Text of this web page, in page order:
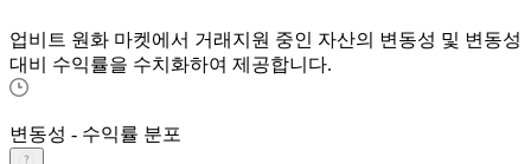
업비트 원화 마켓에서 거래지원 중인 자산의 변동성 및 변동성
대비 수익률을 수치화하여 제공합니다.
변동성 - 수익률 분포